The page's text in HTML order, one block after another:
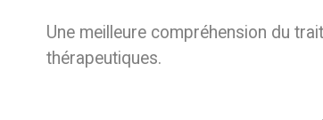
Une meilleure compréhension du
thérapeutiques.